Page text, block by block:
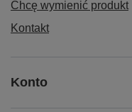
Chcę wymienić produkt
Kontakt
Konto